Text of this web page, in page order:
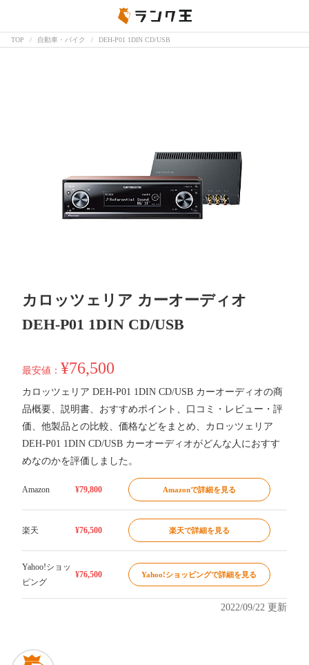
TOP 自動車・バイク DEH-P01 1DIN CD/USB
カロッツェリア カーオーディオ
DEH-P01 1DIN CD/USB
最安値： ¥76,500
カロッツェリア DEH-P01 1DIN CD/USB カーオーディオの商
品概要、説明書、おすすめポイント、口コミ・レビュー・評
価、他製品との比較、価格などをまとめ、カロッツェリア
DEH-P01 1DIN CD/USB カーオーディオがどんな人におすす
めなのかを評価しました。
Amazon ¥79,800 Amazonで詳細を見る
楽天 ¥76,500 楽天で詳細を見る
Yahoo!ショッ
ピング
¥76,500 Yahoo!ショッピングで詳細を見る
2022/09/22 更新